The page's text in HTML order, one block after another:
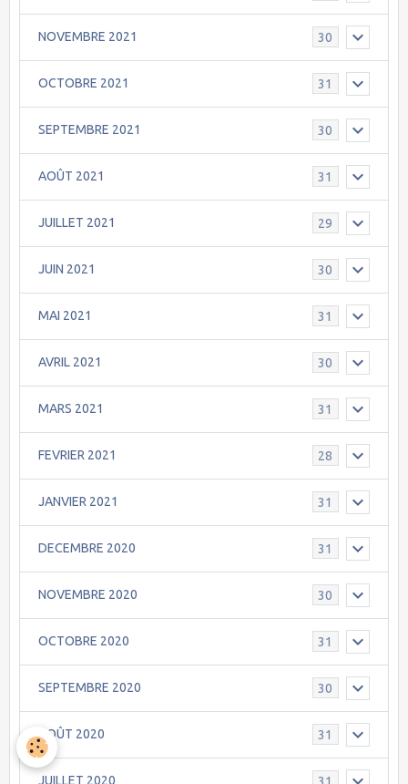
NOVEMBRE 2021 30
OCTOBRE 2021 31
SEPTEMBRE 2021 30
AOÛT 2021 31
JUILLET 2021 29
JUIN 2021 30
MAI 2021 31
AVRIL 2021 30
MARS 2021 31
FEVRIER 2021 28
JANVIER 2021 31
DECEMBRE 2020 31
NOVEMBRE 2020 30
OCTOBRE 2020 31
SEPTEMBRE 2020 30
AOÛT 2020 31
JUILLET 2020